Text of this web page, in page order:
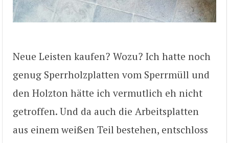
Neue Leisten kaufen? Wozu? Ich hatte noch
genug Sperrholzplatten vom Sperrmüll und
den Holzton hätte ich vermutlich eh nicht
getroffen. Und da auch die Arbeitsplatten
aus einem weißen Teil bestehen, entschloss